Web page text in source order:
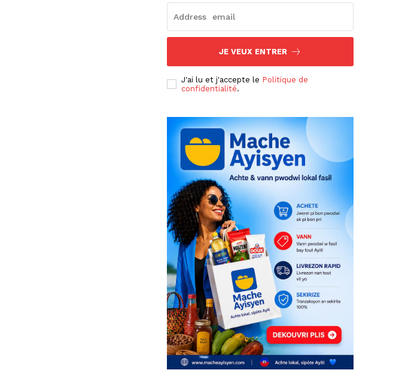
JE VEUX ENTRER
J'ai lu et j'accepte le Politique de
confidentialité.